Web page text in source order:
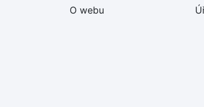
O webu